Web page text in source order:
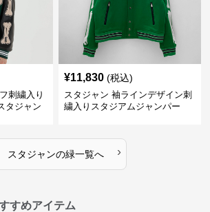
刺繍入り
タジャン
¥11,830 (税込)
スタジャン 袖ラインデザイン刺
繍入りスタジアムジャンパー
スタジャンの緑一覧へ ›
すめアイテム